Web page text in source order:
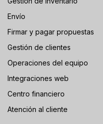
Envío
Firmar y pagar propuestas
Gestión de clientes
Operaciones del equipo
Integraciones web
Centro financiero
Atención al cliente